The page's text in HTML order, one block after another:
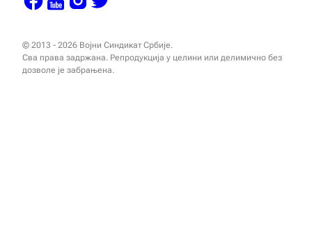
© 2013 - 2026 Војни Синдикат Србије.
Сва права задржана. Репродукција у целини или делимично без
дозволе је забрањена.